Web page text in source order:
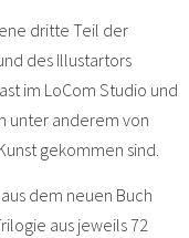
dritte Teil der
des Illustartors
im LoCom Studio und
unter anderem von
gekommen sind.
dem neuen Buch
aus jeweils 72